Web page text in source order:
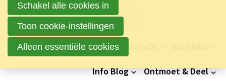
Word lid
van STAN
Hoofdnavigatie
Info Blog Ontmoet & Deel
Schakel alle cookies in
Toon cookie-instellingen
Alleen essentiële cookies